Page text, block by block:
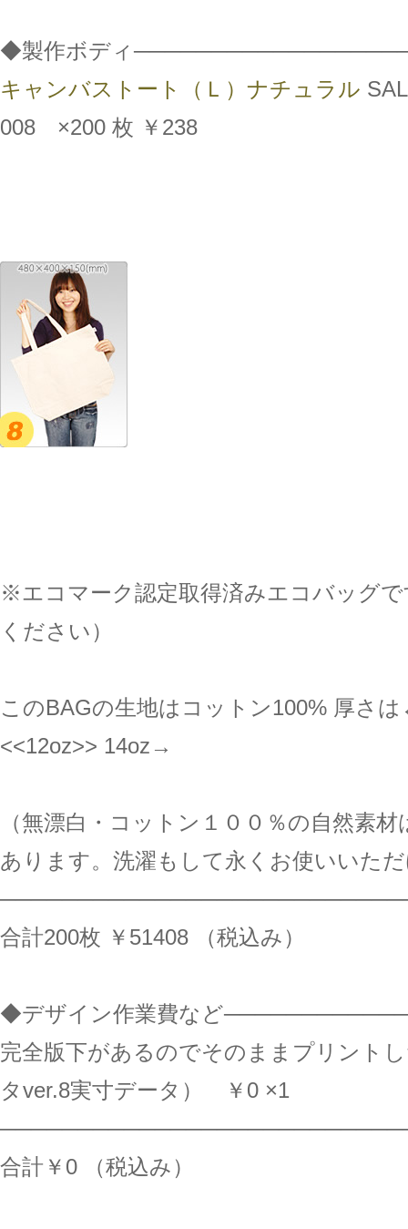
◆製作ボディ
キャンバストート（Ｌ）ナチュラル
008 ×200 枚 ￥238
※エコマーク認定取得済みエコバッグ
ください）
このBAGの生地はコットン100% 厚さ
<<12oz>> 14oz→
（無漂白・コットン１００％の自然素
あります。洗濯もして永くお使いいた
合計200枚 ￥51408 （税込み）
◆デザイン作業費など
完全版下があるのでそのままプリント
タver.8実寸データ） ￥0 ×1
合計￥0 （税込み）